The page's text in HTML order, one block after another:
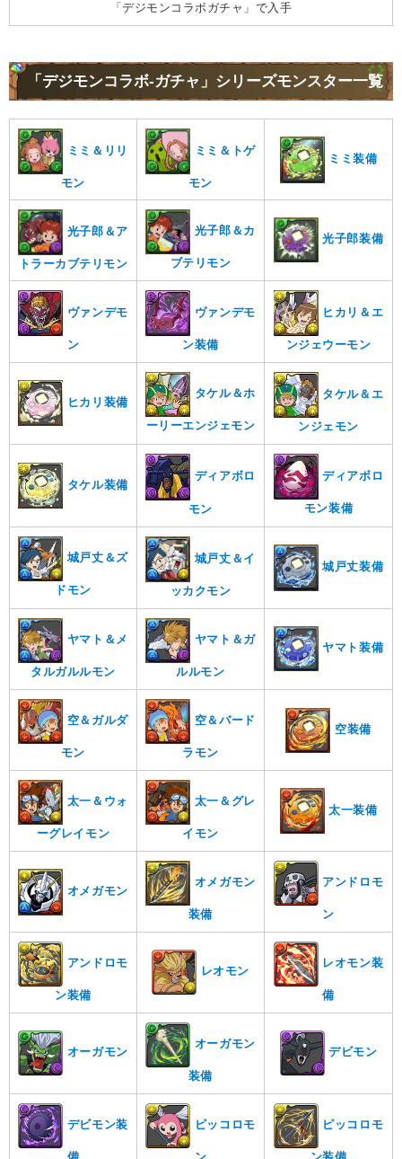
「デジモンコラボガチャ」で入手
「デジモンコラボ-ガチャ」シリーズモンスター一覧
ミミ＆リリ
モン
ミミ＆トゲ
モン
ミミ装備
光子郎＆ア
トラーカブテリモン
光子郎＆カ
ブテリモン
光子郎装備
ヴァンデモ
ン
ヴァンデモ
ン装備
ヒカリ＆エ
ンジェウーモン
ヒカリ装備
タケル＆ホ
ーリーエンジェモン
タケル＆エ
ンジェモン
タケル装備
ディアボロ
モン
ディアボロ
モン装備
城戸丈＆ズ
ドモン
城戸丈＆イ
ッカクモン
城戸丈装備
ヤマト＆メ
タルガルルモン
ヤマト＆ガ
ルルモン
ヤマト装備
空＆ガルダ
モン
空＆バード
ラモン
空装備
太一＆ウォ
ーグレイモン
太一＆グレ
イモン
太一装備
オメガモン
オメガモン
装備
アンドロモ
ン
アンドロモ
ン装備
レオモン
レオモン装
備
オーガモン
オーガモン
装備
デビモン
デビモン装 ピッコロモ ピッコロモ